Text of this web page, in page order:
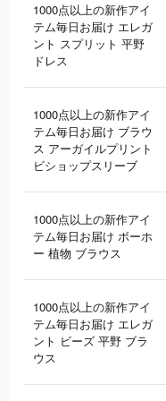
1000点以上の新作アイ
テム毎日お届け エレガ
ント スプリット 平野
ドレス
1000点以上の新作アイ
テム毎日お届け ブラウ
ス アーガイルプリント
ビショップスリーブ
1000点以上の新作アイ
テム毎日お届け ボーホ
ー 植物 ブラウス
1000点以上の新作アイ
テム毎日お届け エレガ
ント ビーズ 平野 ブラ
ウス